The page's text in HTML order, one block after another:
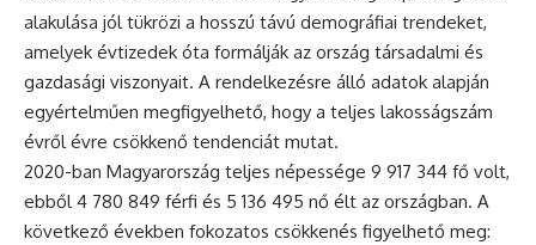
alakulása jól tükrözi a hosszú távú demográfiai trendeket,
amelyek évtizedek óta formálják az ország társadalmi és
gazdasági viszonyait. A rendelkezésre álló adatok alapján
egyértelműen megfigyelhető, hogy a teljes lakosságszám
évről évre csökkenő tendenciát mutat.
2020-ban Magyarország teljes népessége 9 917 344 fő volt,
ebből 4 780 849 férfi és 5 136 495 nő élt az országban. A
következő években fokozatos csökkenés figyelhető meg: